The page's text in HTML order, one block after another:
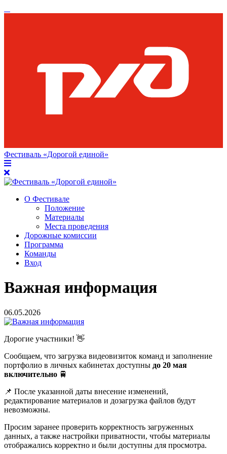
Фестиваль «Дорогой единой»
О Фестивале
Положение
Материалы
Места проведения
Дорожные комиссии
Программа
Команды
Вход
Важная информация
06.05.2026
Дорогие участники! 👋
Сообщаем, что загрузка видеовизиток команд и заполнение
портфолио в личных кабинетах доступны до 20 мая
включительно 🚆
📌 После указанной даты внесение изменений,
редактирование материалов и дозагрузка файлов будут
невозможны.
Просим заранее проверить корректность загруженных
данных, а также настройки приватности, чтобы материалы
отображались корректно и были доступны для просмотра.